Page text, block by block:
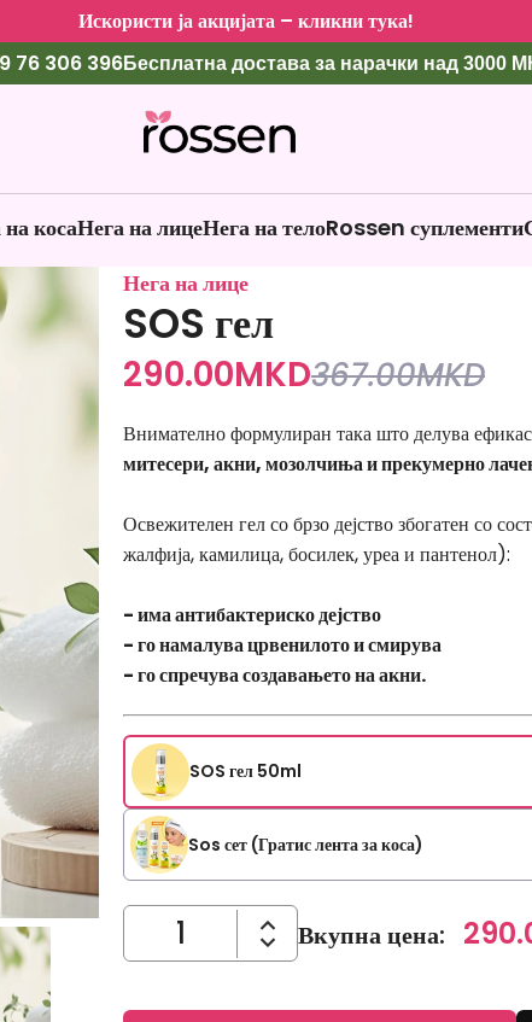
Искористи ја акцијата – кликни тука!
76 306 396Бесплатна достава за нарачки над 3000
косаНега на лицеНега на телоRossen суплементи
Нега на лице
SOS гел
290.00MKD367.00MKD
Внимателно формулиран така што делува
митесери, акни, мозолчиња и прекумерно
Освежителен гел со брзо дејство збогатен со
жалфија, камилица, босилек, уреа и пантенол):
- има антибактериско дејство
- го намалува црвенилото и смирува
- го спречува создавањето на акни.
SOS гел 50ml
Sos сет (Гратис лента за коса)
Вкупна цена: